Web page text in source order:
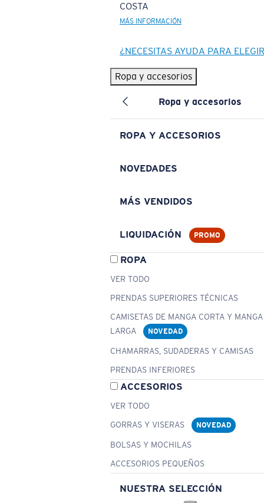
COSTA
MÁS INFORMACIÓN
¿NECESITAS AYUDA PARA
Ropa y accesorios
Ropa y accesorios
ROPA Y ACCESORIOS
NOVEDADES
MÁS VENDIDOS
LIQUIDACIÓN PROMO
ROPA
VER TODO
PRENDAS SUPERIORES TÉCNICAS
CAMISETAS DE MANGA CORTA Y MANGA
LARGA
NOVEDAD
CHAMARRAS, SUDADERAS Y CAMISAS
PRENDAS INFERIORES
ACCESORIOS
VER TODO
GORRAS Y VISERAS
NOVEDAD
BOLSAS Y MOCHILAS
ACCESORIOS PEQUEÑOS
NUESTRA SELECCIÓN